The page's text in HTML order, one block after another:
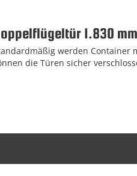
1.830
werden Container
die Türen sicher